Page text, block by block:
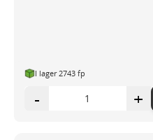
I lager 2743 fp
- +